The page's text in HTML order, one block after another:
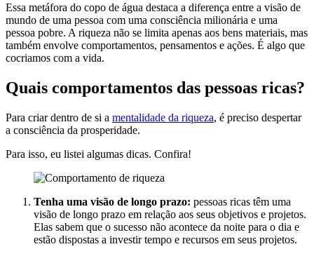
Essa metáfora do copo de água destaca a diferença entre a visão de
mundo de uma pessoa com uma consciência milionária e uma
pessoa pobre. A riqueza não se limita apenas aos bens materiais, mas
também envolve comportamentos, pensamentos e ações. É algo que
cocriamos com a vida.
Quais comportamentos das pessoas ricas?
Para criar dentro de si a mentalidade da riqueza, é preciso despertar
a consciência da prosperidade.
Para isso, eu listei algumas dicas. Confira!
Tenha uma visão de longo prazo: pessoas ricas têm uma
visão de longo prazo em relação aos seus objetivos e projetos.
Elas sabem que o sucesso não acontece da noite para o dia e
estão dispostas a investir tempo e recursos em seus projetos.